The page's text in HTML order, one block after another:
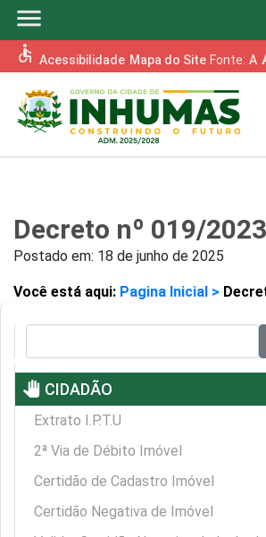
menu
accessible Acessibilidade Mapa do Site Fonte: A
Decreto nº 019/2023
Postado em: 18 de junho de 2025
Você está aqui: Pagina Inicial >
pan_tool CIDADÃO
Extrato I.P.T.U
2ª Via de Débito Imóvel
Certidão de Cadastro Imóvel
Certidão Negativa de Imóvel